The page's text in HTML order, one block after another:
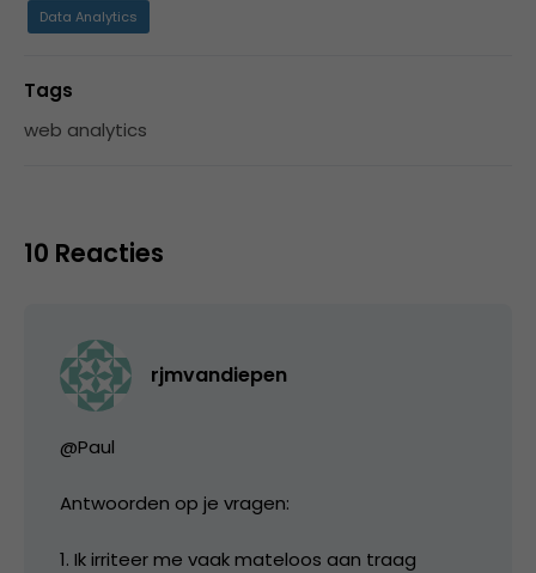
Data Analytics
Tags
web analytics
10 Reacties
rjmvandiepen
@Paul
Antwoorden op je vragen:
1. Ik irriteer me vaak mateloos aan traag